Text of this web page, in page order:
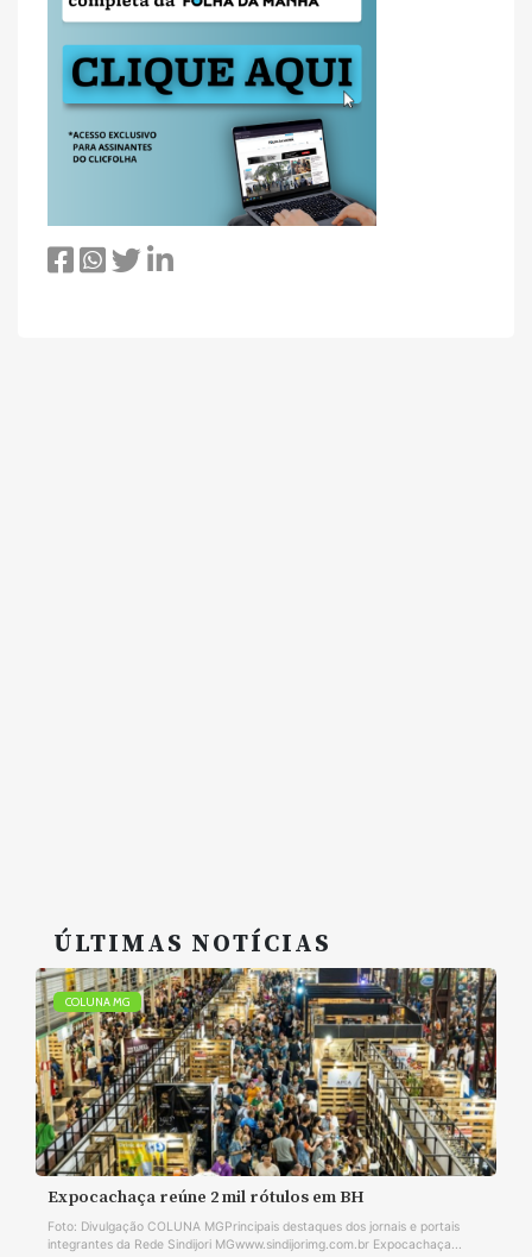
ÚLTIMAS NOTÍCIAS
COLUNA MG
Expocachaça reúne 2 mil rótulos em BH
Foto: Divulgação COLUNA MGPrincipais destaques dos jornais e portais
integrantes da Rede Sindijori MGwww.sindijorimg.com.br Expocachaça...